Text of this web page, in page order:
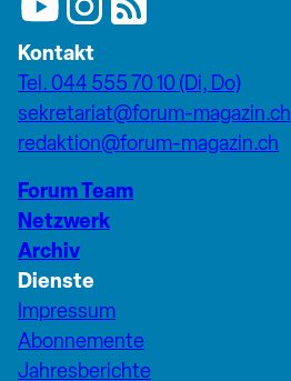
Kontakt
Tel. 044 555 70 10 (Di, Do)
sekretariat@forum-magazin.ch
redaktion@forum-magazin.ch
Forum Team
Netzwerk
Archiv
Dienste
Impressum
Abonnemente
Jahresberichte